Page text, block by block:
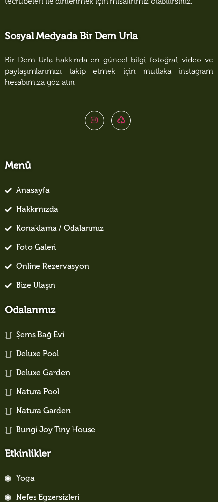
tecrübeleri ile dinlenmek için misafirimiz olabilirsiniz.
Sosyal Medyada Bir Dem Urla
Bir Dem Urla hakkında en güncel bilgi, fotoğraf, video ve
paylaşımlarımızı takip etmek için mutlaka instagram
hesabımıza göz atın
Menü
Anasayfa
Hakkımızda
Konaklama / Odalarımız
Foto Galeri
Online Rezervasyon
Bize Ulaşın
Odalarımız
Şems Bağ Evi
Deluxe Pool
Deluxe Garden
Natura Pool
Natura Garden
Bungi Joy Tiny House
Etkinlikler
Yoga
Nefes Egzersizleri